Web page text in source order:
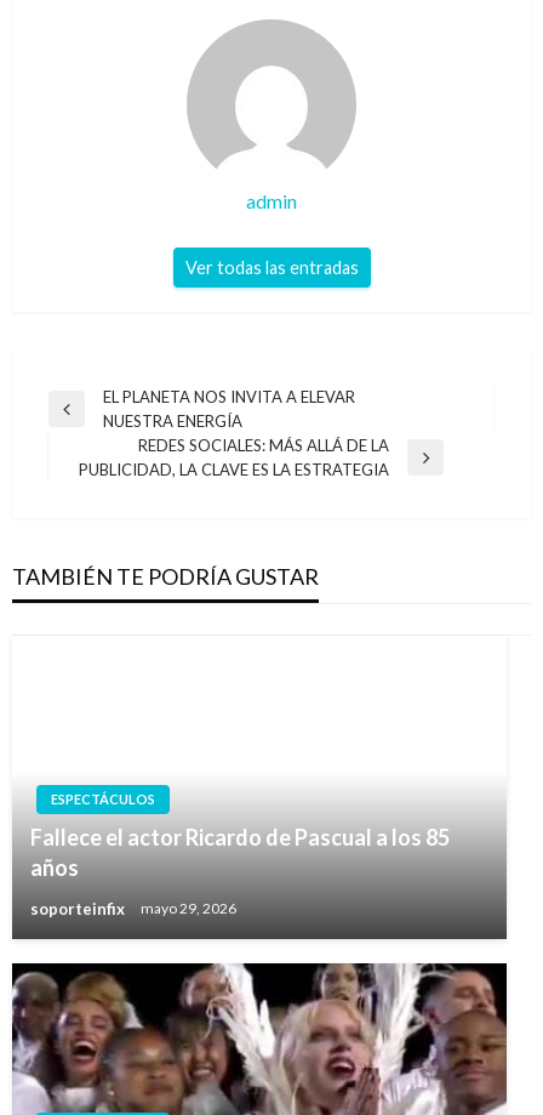
admin
Ver todas las entradas
Navegación
entradas
Entrada
EL PLANETA NOS INVITA A ELEVAR
NUESTRA ENERGÍA
Entrada
REDES SOCIALES: MÁS ALLÁ DE LA
PUBLICIDAD, LA CLAVE ES LA ESTRATEGIA
TAMBIÉN TE PODRÍA GUSTAR
ESPECTÁCULOS
Fallece el actor Ricardo de Pascual a los 85
años
soporteinfix mayo 29, 2026